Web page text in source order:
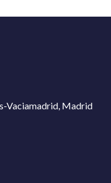
Vaciamadrid, Madrid